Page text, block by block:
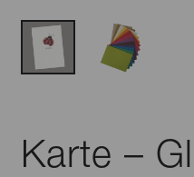
Karte –